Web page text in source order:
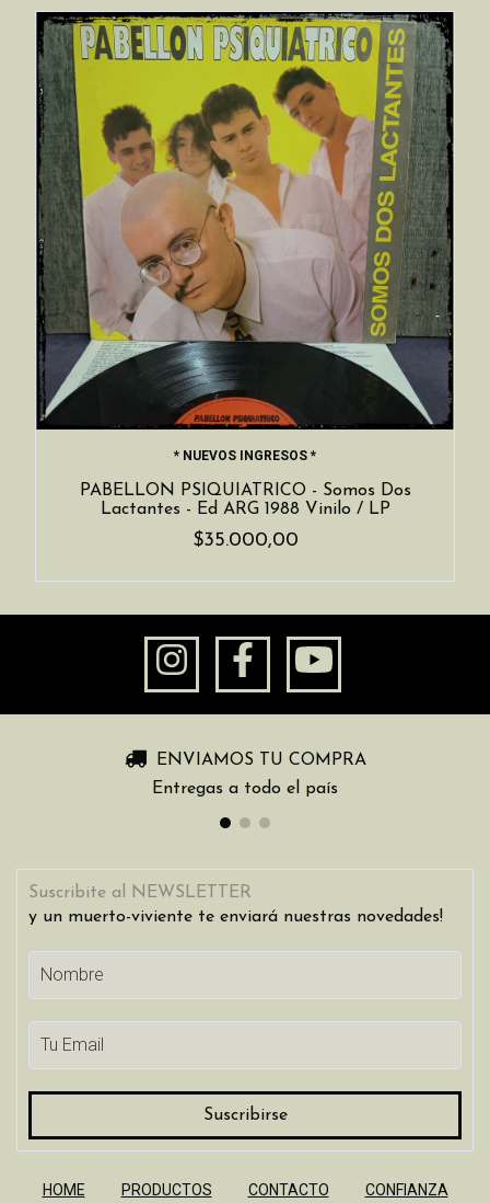
* NUEVOS INGRESOS *
PABELLON PSIQUIATRICO - Somos Dos
Lactantes - Ed ARG 1988 Vinilo / LP
$35.000,00
ENVIAMOS TU COMPRA
Entregas a todo el país
Suscribite al NEWSLETTER
y un muerto-viviente te enviará nuestras novedades!
HOME PRODUCTOS CONTACTO CONFIANZA